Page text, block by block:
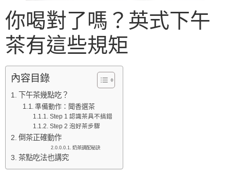
你喝對了嗎？英式下午
茶有這些規矩
內容目錄
下午茶幾點吃？
準備動作：聞香選茶
Step 1 認識茶具不搞錯
Step 2 泡好茶步驟
倒茶正確動作
奶茶調配秘訣
茶點吃法也講究